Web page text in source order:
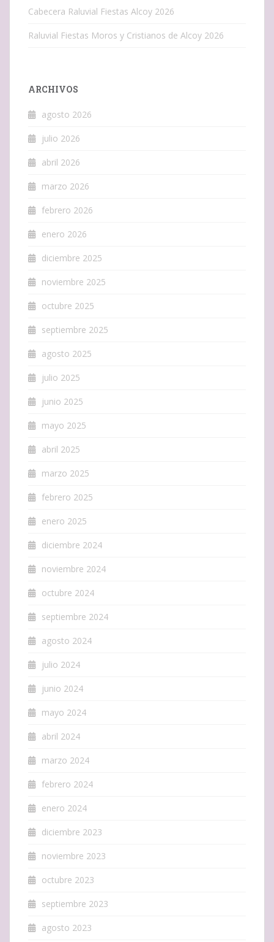
Cabecera Raluvial Fiestas Alcoy 2026
Raluvial Fiestas Moros y Cristianos de Alcoy 2026
ARCHIVOS
agosto 2026
julio 2026
abril 2026
marzo 2026
febrero 2026
enero 2026
diciembre 2025
noviembre 2025
octubre 2025
septiembre 2025
agosto 2025
julio 2025
junio 2025
mayo 2025
abril 2025
marzo 2025
febrero 2025
enero 2025
diciembre 2024
noviembre 2024
octubre 2024
septiembre 2024
agosto 2024
julio 2024
junio 2024
mayo 2024
abril 2024
marzo 2024
febrero 2024
enero 2024
diciembre 2023
noviembre 2023
octubre 2023
septiembre 2023
agosto 2023